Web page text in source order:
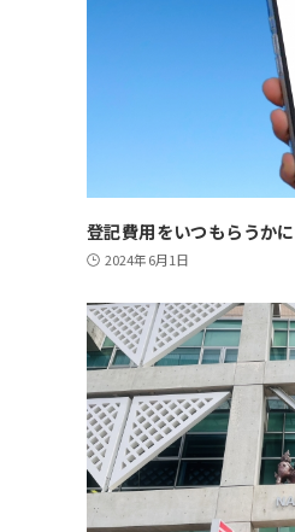
登記費用をいつもらうか
2024年6月1日